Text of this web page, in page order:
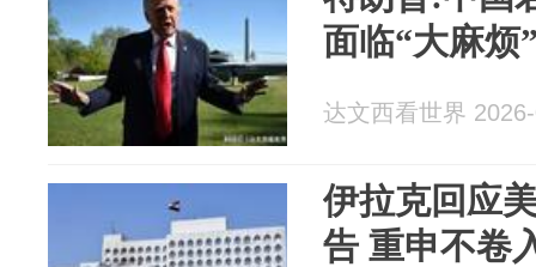
面临“大麻烦
达文西看世界
伊拉克回应
告 重申不卷